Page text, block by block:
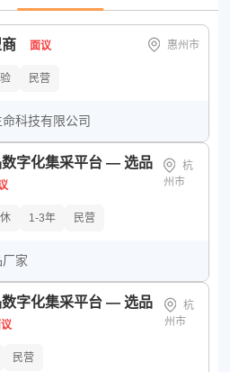
位 非盈利组织 创业公司
50-150人
面议 惠州市
民营
科技有限公司
字化集采平台 — 选品
杭
州市
1-3年 民营
家
字化集采平台 — 选品
杭
州市
民营